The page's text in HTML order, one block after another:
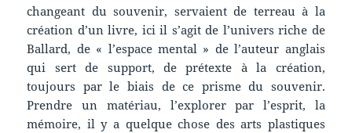
changeant du souvenir, servaient de terreau à la
création d’un livre, ici il s’agit de l’univers riche de
Ballard, de « l’espace mental » de l’auteur anglais
qui sert de support, de prétexte à la création,
toujours par le biais de ce prisme du souvenir.
Prendre un matériau, l’explorer par l’esprit, la
mémoire, il y a quelque chose des arts plastiques